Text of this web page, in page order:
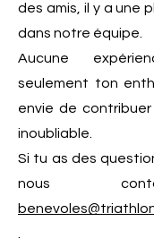
des amis, il y a une
dans notre équipe.
Aucune
seulement ton
envie de
inoubliable.
Si tu as des
nous